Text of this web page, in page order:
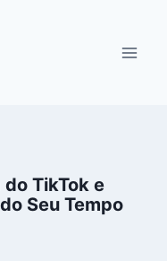
TikTok e
Seu Tempo